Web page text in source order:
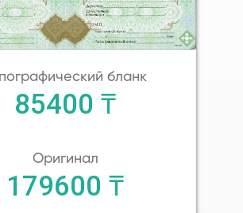
бланк
85400 ₸
Оригинал
179600 ₸